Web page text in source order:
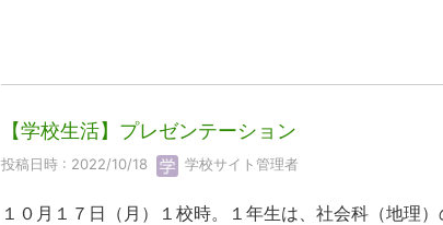
【学校生活】プレゼンテーション
投稿日時 : 2022/10/18 学校サイト管理者
１０月１７日（月）１校時。１年生は、社会科（地理